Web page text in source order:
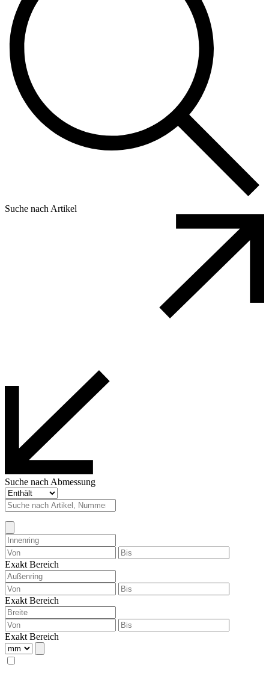
Suche nach Artikel
Suche nach Abmessung
Exakt Bereich
Exakt Bereich
Exakt Bereich